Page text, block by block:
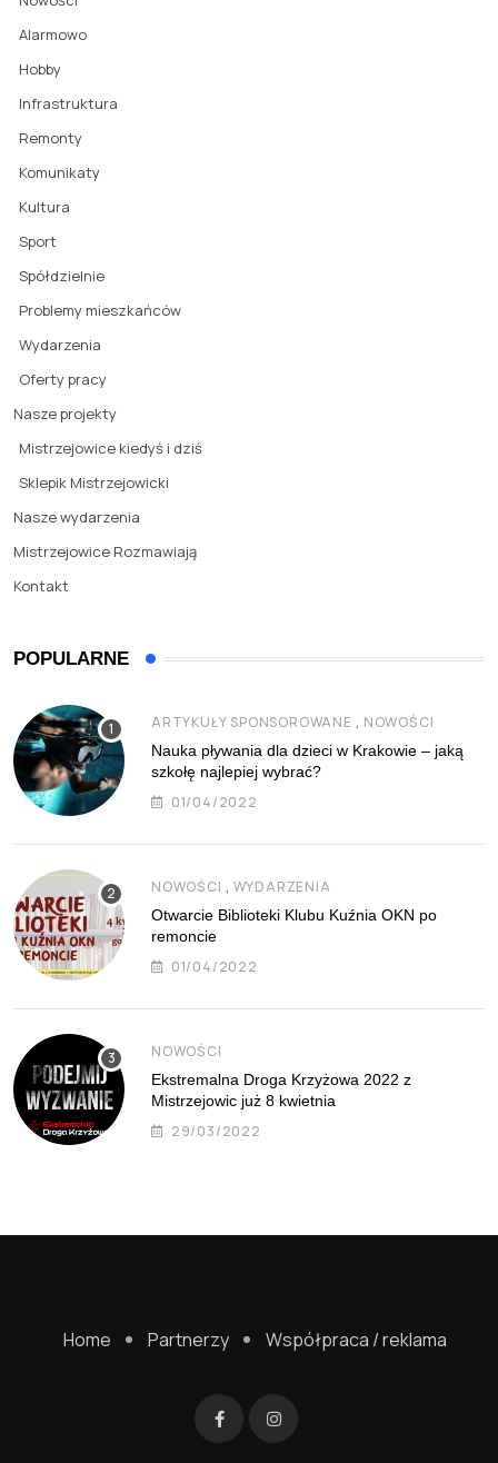
Alarmowo
Hobby
Infrastruktura
Remonty
Komunikaty
Kultura
Sport
Spółdzielnie
Problemy mieszkańców
Wydarzenia
Oferty pracy
Nasze projekty
Mistrzejowice kiedyś i dziś
Sklepik Mistrzejowicki
Nasze wydarzenia
Mistrzejowice Rozmawiają
Kontakt
POPULARNE
ARTYKUŁY SPONSOROWANE , NOWOŚCI
Nauka pływania dla dzieci w Krakowie – jaką
szkołę najlepiej wybrać?
01/04/2022
NOWOŚCI , WYDARZENIA
Otwarcie Biblioteki Klubu Kuźnia OKN po
remoncie
01/04/2022
NOWOŚCI
Ekstremalna Droga Krzyżowa 2022 z
Mistrzejowic już 8 kwietnia
29/03/2022
Home Partnerzy Współpraca / reklama